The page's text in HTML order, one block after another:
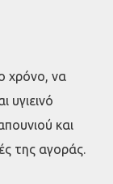
χρόνο, να
υγιεινό
και
της αγοράς.